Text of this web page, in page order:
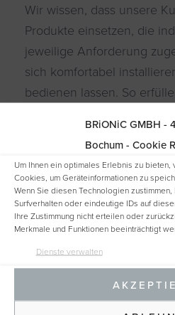
BRiONiC GMBH -
Bochum - Cookie
Um Ihnen ein optimales Erlebnis zu
Cookies, um Geräteinformationen zu
Wenn Sie diesen Technologien
Surfverhalten oder eindeutige IDs auf
Ihre Zustimmung nicht erteilen oder
Merkmale und Funktionen beeinträchtigt
Dienste verwalten
Wir wissen, dass unsere
Produkte einsetzen, die
jeweilige Anforderung
sich komfortabel
bedienen lassen. So
Richtlinien (Gütekriterien)
Anteil durch eine
und eine
Wirtschaftlichkeit,
Reduktion bei.Unser
und die Erfahrungen
der Entwicklung und
Geräte und Komponenten
Sie einige Beispiele.